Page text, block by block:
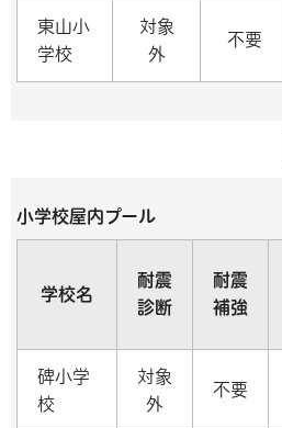
東山小
学校
対象
外
不要
小学校屋内プール
学校名
耐震
診断
耐震
補強
碑小学
校
対象
外
不要